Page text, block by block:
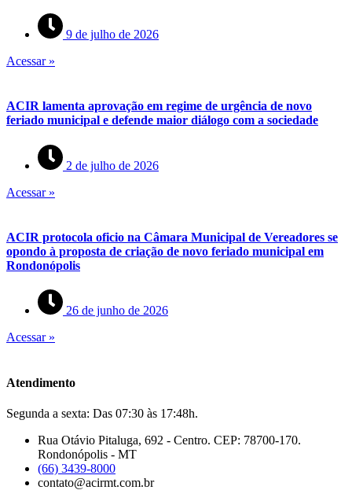
9 de julho de 2026
Acessar »
ACIR lamenta aprovação em regime de urgência de novo
feriado municipal e defende maior diálogo com a sociedade
2 de julho de 2026
Acessar »
ACIR protocola oficio na Câmara Municipal de Vereadores se
opondo à proposta de criação de novo feriado municipal em
Rondonópolis
26 de junho de 2026
Acessar »
Atendimento
Segunda a sexta: Das 07:30 às 17:48h.
Rua Otávio Pitaluga, 692 - Centro. CEP: 78700-170.
Rondonópolis - MT
(66) 3439-8000
contato@acirmt.com.br